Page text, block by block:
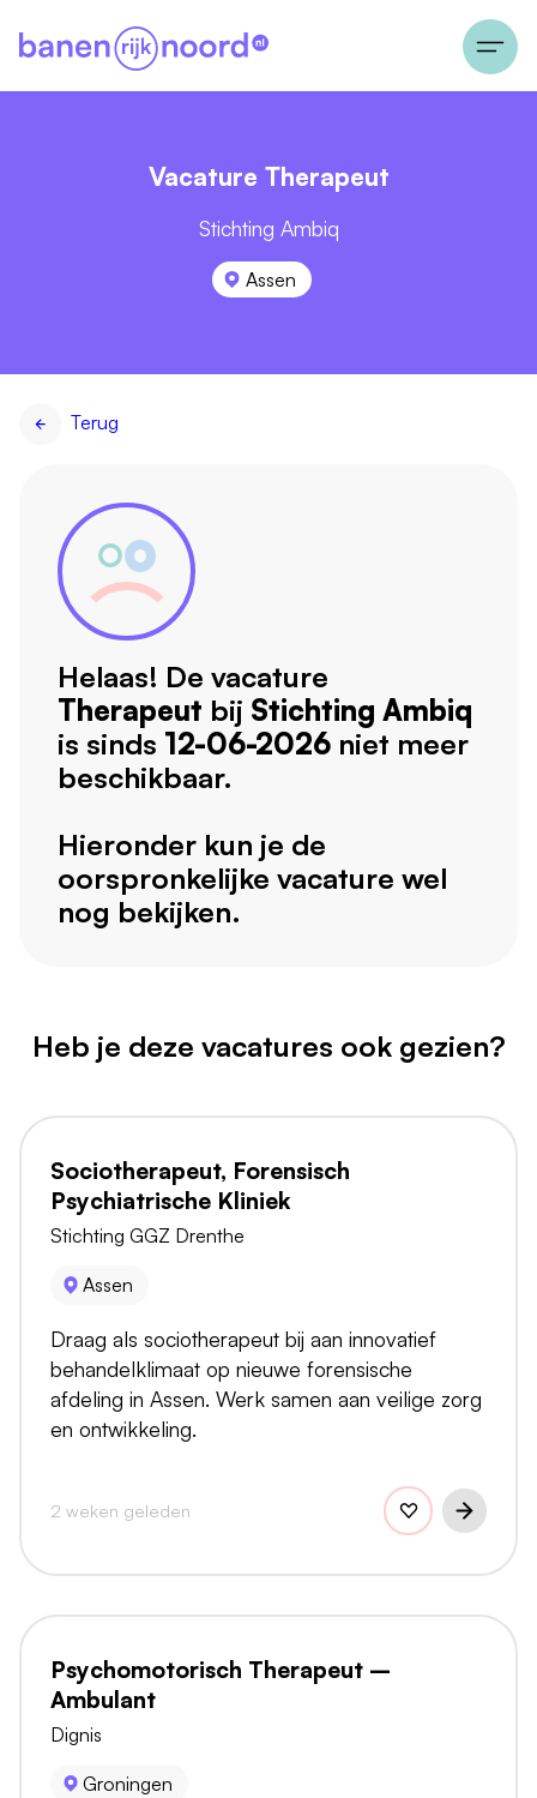
Vacature Therapeut
Stichting Ambiq
Assen
Terug
Helaas! De vacature
Therapeut bij Stichting Ambiq
is sinds 12-06-2026 niet meer
beschikbaar.
Hieronder kun je de
oorspronkelijke vacature wel
nog bekijken.
Heb je deze vacatures ook gezien?
Sociotherapeut, Forensisch
Psychiatrische Kliniek
Stichting GGZ Drenthe
Assen
Draag als sociotherapeut bij aan innovatief
behandelklimaat op nieuwe forensische
afdeling in Assen. Werk samen aan veilige zorg
en ontwikkeling.
2 weken geleden
Psychomotorisch Therapeut –
Ambulant
Dignis
Groningen